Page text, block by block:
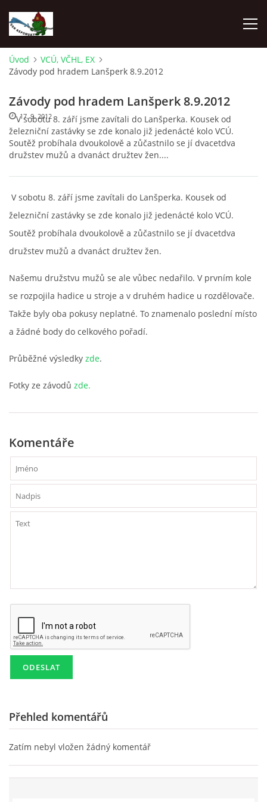
ÚVOD
NEPOMUKY
ČLENOVÉ
NAŠE DRUŽSTVA
ZÁVODY
VCÚ, VČHL, EX
OSTATNÍ
ZÁSAHOVÁ JEDNOTKA
KLUBOVNA SDH (FB)
VIDEA YOUTUBE
FOTOGALERIE
AREÁL POD POLDREM
Nepomuky 27
Lanškroun
Úvod
VCÚ, VČHL, EX
Závody pod hradem Lanšperk 8.9.2012
Závody pod hradem Lanšperk 8.9.2012
17. 9. 2012
V sobotu 8. září jsme zavítali do Lanšperka. Kousek od
železniční zastávky se zde konalo již jedenácté kolo VCÚ.
Soutěž probíhala dvoukolově a zůčastnilo se jí dvacetdva
družstev mužů a dvanáct družtev žen....
V sobotu 8. září jsme zavítali do Lanšperka. Kousek od
železniční zastávky se zde konalo již jedenácté kolo VCÚ.
Soutěž probíhala dvoukolově a zůčastnilo se jí dvacetdva
družstev mužů a dvanáct družtev žen.
Našemu družstvu mužů se ale vůbec nedařilo. V prvním kole
se rozpojila hadice u stroje a v druhém hadice u rozdělovače.
Takže byly oba pokusy neplatné. To znamenalo poslední místo
a žádné body do celkového pořadí.
Průběžné výsledky zde.
Fotky ze závodů zde.
Komentáře
Přehled komentářů
Zatím nebyl vložen žádný komentář